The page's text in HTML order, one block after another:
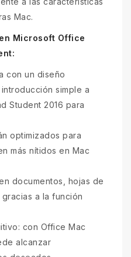
Mac.
Microsoft Office
con un diseño
simple a
Student 2016 para
optimizados para
más nítidos en Mac
documentos, hojas de
a la función
con Office Mac
alcanzar